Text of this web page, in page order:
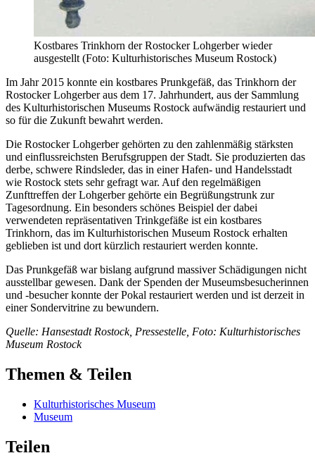
Kostbares Trinkhorn der Rostocker Lohgerber wieder
ausgestellt (Foto: Kulturhistorisches Museum Rostock)
Im Jahr 2015 konnte ein kostbares Prunkgefäß, das Trinkhorn der
Rostocker Lohgerber aus dem 17. Jahrhundert, aus der Sammlung
des Kulturhistorischen Museums Rostock aufwändig restauriert und
so für die Zukunft bewahrt werden.
Die Rostocker Lohgerber gehörten zu den zahlenmäßig stärksten
und einflussreichsten Berufsgruppen der Stadt. Sie produzierten das
derbe, schwere Rindsleder, das in einer Hafen- und Handelsstadt
wie Rostock stets sehr gefragt war. Auf den regelmäßigen
Zunfttreffen der Lohgerber gehörte ein Begrüßungstrunk zur
Tagesordnung. Ein besonders schönes Beispiel der dabei
verwendeten repräsentativen Trinkgefäße ist ein kostbares
Trinkhorn, das im Kulturhistorischen Museum Rostock erhalten
geblieben ist und dort kürzlich restauriert werden konnte.
Das Prunkgefäß war bislang aufgrund massiver Schädigungen nicht
ausstellbar gewesen. Dank der Spenden der Museumsbesucherinnen
und -besucher konnte der Pokal restauriert werden und ist derzeit in
einer Sondervitrine zu bewundern.
Quelle: Hansestadt Rostock, Pressestelle, Foto: Kulturhistorisches
Museum Rostock
Themen & Teilen
Kulturhistorisches Museum
Museum
Teilen